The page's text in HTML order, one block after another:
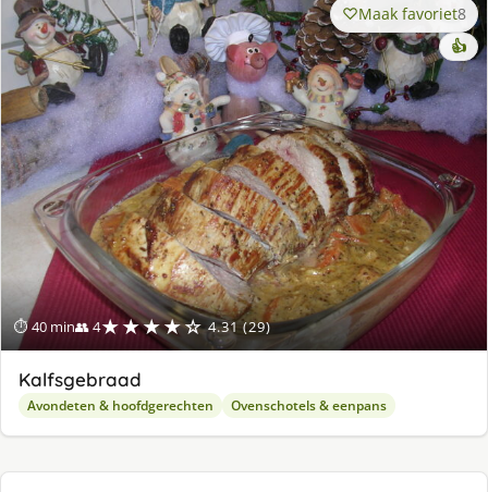
⏱ 40 min👥 4★★★★☆ 4.31 (29)
Maak favoriet8
👍
Kalfsgebraad
Avondeten & hoofdgerechten Ovenschotels & eenpans